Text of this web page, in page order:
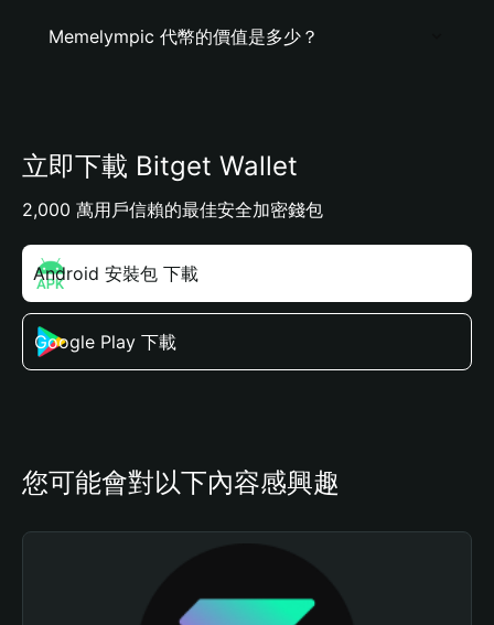
Memelympic 代幣的價值是多少？
立即下載 Bitget Wallet
2,000 萬用戶信賴的最佳安全加密錢包
Android 安裝包 下載
Google Play 下載
您可能會對以下內容感興趣